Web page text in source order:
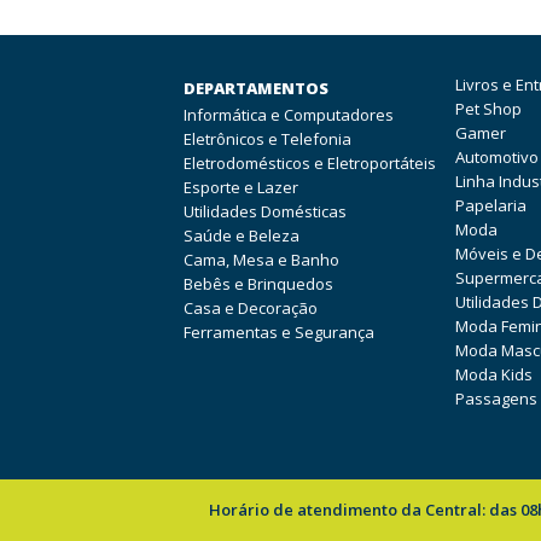
DEPARTAMENTOS
Informática e Computadores
Eletrônicos e Telefonia
Eletrodomésticos e Eletroportáteis
Esporte e Lazer
Utilidades Domésticas
Saúde e Beleza
Cama, Mesa e Banho
Bebês e Brinquedos
Casa e Decoração
Ferramentas e Segurança
Livros e
Pet Shop
Gamer
Automotivo
Linha
Papelaria
Moda
Móveis e
Utilidades
Moda
Moda
Moda Kids
Passagens
Horário de atendimento da Central: das